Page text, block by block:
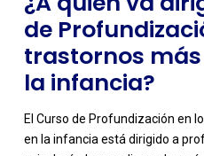
de
trastornos
la infancia?
El Curso de Profundización en
en la infancia está dirigido a